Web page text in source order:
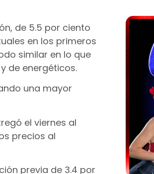
de 5.5 por ciento
en los primeros
similar en lo que
de energéticos.
una mayor
el viernes al
precios al
previa de 3.4 por